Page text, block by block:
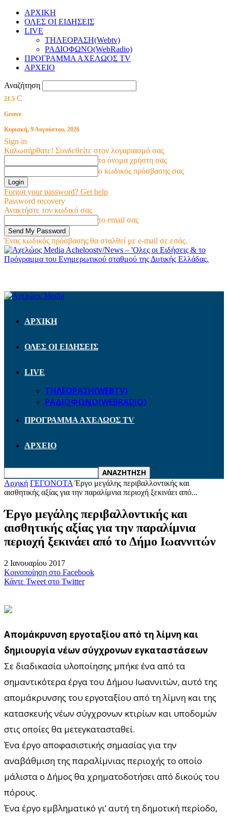
ΑΡΧΙΚΗ
ΟΛΕΣ ΟΙ ΕΙΔΗΣΕΙΣ
LIVE
ΤΗΛΕΟΡΑΣΗ(Webtv)
ΡΑΔΙΟΦΩΝΟ(WebRadio)
ΠΡΟΓΡΑΜΜΑ ΑΧΕΛΩΟΣ TV
ΑΡΧΕΙΟ
Αναζήτηση
21.5 C
Greece
Κυριακή, 9 Αυγούστου, 2026
Sign in
Καλωσήρθατε! Συνδεθείτε στον λογαριασμό σας
το όνομα χρήστη σας
ο κωδικός πρόσβασης σας
Forgot your password? Get help
Password recovery
Ανακτήστε τον κωδικό σας
το email σας
Ένας κωδικός πρόσβασης θα σταλθεί με e-mail σε εσάς.
Acheloostv/News – 'Ολες οι Ειδήσεις & το
Πρόγραμμα του Ενημερωτικού σταθμού της Δυτικής Ελλάδας.
ΑΡΧΙΚΗ
ΟΛΕΣ ΟΙ ΕΙΔΗΣΕΙΣ
LIVE
ΤΗΛΕΟΡΑΣΗ(WEBTV)
ΡΑΔΙΟΦΩΝΟ(WEBRADIO)
ΠΡΟΓΡΑΜΜΑ ΑΧΕΛΩΟΣ TV
ΑΡΧΕΙΟ
Αρχική ΓΕΓΟΝΟΤΑ Έργο μεγάλης περιβαλλοντικής και
αισθητικής αξίας για την παραλίμνια περιοχή ξεκινάει από...
Έργο μεγάλης περιβαλλοντικής και
αισθητικής αξίας για την παραλίμνια
περιοχή ξεκινάει από το Δήμο Ιωαννιτών
2 Ιανουαρίου 2017
Κοινοποίηση στο Facebook
Κάντε Tweet στο Twitter
Απομάκρυνση εργοταξίου από τη λίμνη και
δημιουργία νέων σύγχρονων εγκαταστάσεων
Σε διαδικασία υλοποίησης μπήκε ένα από τα
σημαντικότερα έργα του Δήμου Ιωαννιτών, αυτό της
απομάκρυνσης του εργοταξίου από τη λίμνη και της
κατασκευής νέων σύγχρονων κτιρίων και υποδομών
στις οποίες θα μετεγκατασταθεί.
Ένα έργο αποφασιστικής σημασίας για την
αναβάθμιση της παραλίμνιας περιοχής το οποίο
μάλιστα ο Δήμος θα χρηματοδοτήσει από δικούς του
πόρους.
Ένα έργο εμβληματικό γι’ αυτή τη δημοτική περίοδο,